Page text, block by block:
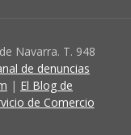
Navarra. T. 948
de denuncias
| El Blog de
de Comercio